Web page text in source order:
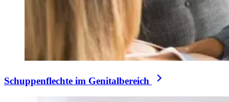
Schuppenflechte im Genitalbereich